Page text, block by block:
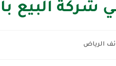
البيع
الرياض